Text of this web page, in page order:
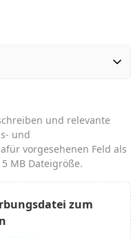
und relevante
und
vorgesehenen Feld als
MB Dateigröße.
zum